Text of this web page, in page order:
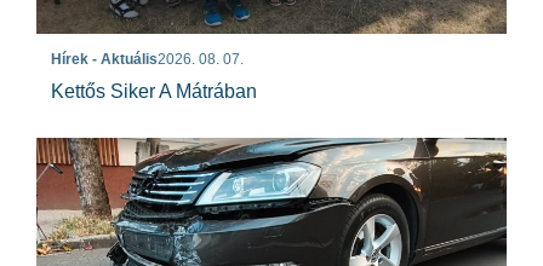
Hírek - Aktuális2026. 08. 07.
Kettős Siker A Mátrában